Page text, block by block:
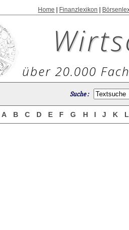
Home Finanzlexikon
über 20.000
Suche :
A B C D E F G H I J K